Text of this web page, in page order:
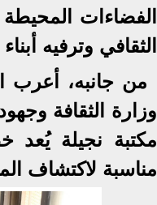
الفضاءات
الثقافي وترفيه
من جانبه، أعرب
وزارة الثقافة
مكتبة نجيلة يُعد
مناسبة لاكتشاف